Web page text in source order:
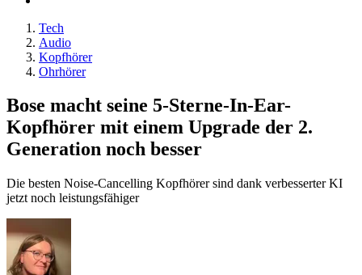
Tech
Audio
Kopfhörer
Ohrhörer
Bose macht seine 5-Sterne-In-Ear-
Kopfhörer mit einem Upgrade der 2.
Generation noch besser
Die besten Noise-Cancelling Kopfhörer sind dank verbesserter KI
jetzt noch leistungsfähiger